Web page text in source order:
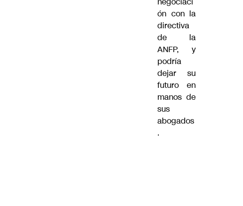
ón con la
directiva
de la
ANFP, y
podría
dejar su
futuro en
manos de
sus
abogados
.